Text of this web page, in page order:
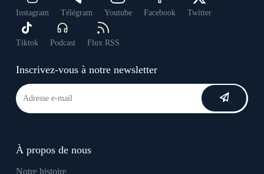
Instagram Télégram Youtube Facebook Twitter
Tiktok Podcast Flux RSS
Inscrivez-vous à notre newsletter
À propos de nous
Notre histoire